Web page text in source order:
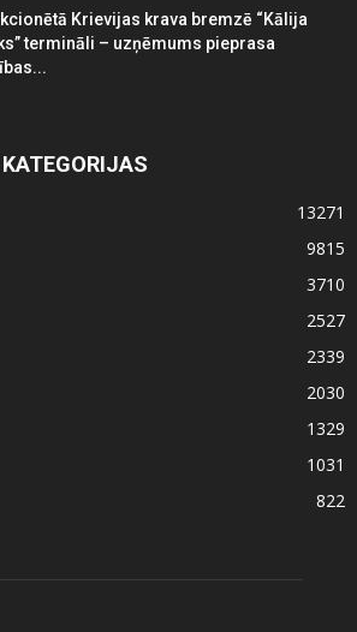
Krievijas krava bremzē “Kālija
termināli – uzņēmums pieprasa
13271
9815
3710
2527
2339
2030
1329
1031
822